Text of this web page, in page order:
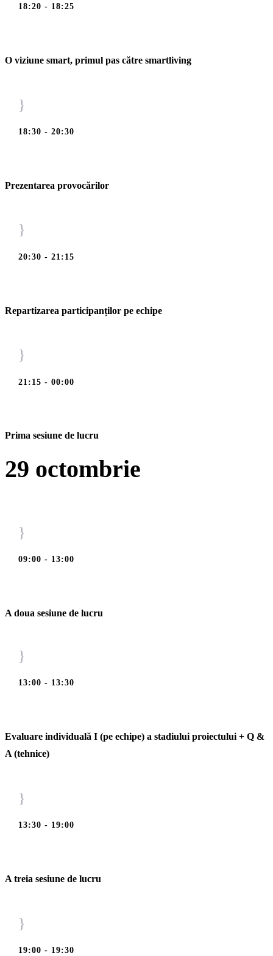
18:20 - 18:25
O viziune smart, primul pas către smartliving
}
18:30 - 20:30
Prezentarea provocărilor
}
20:30 - 21:15
Repartizarea participanților pe echipe
}
21:15 - 00:00
Prima sesiune de lucru
29 octombrie
}
09:00 - 13:00
A doua sesiune de lucru
}
13:00 - 13:30
Evaluare individuală I (pe echipe) a stadiului proiectului + Q &
A (tehnice)
}
13:30 - 19:00
A treia sesiune de lucru
}
19:00 - 19:30